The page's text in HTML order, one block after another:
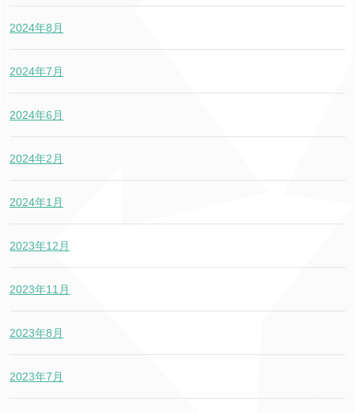
2024年8月
2024年7月
2024年6月
2024年2月
2024年1月
2023年12月
2023年11月
2023年8月
2023年7月